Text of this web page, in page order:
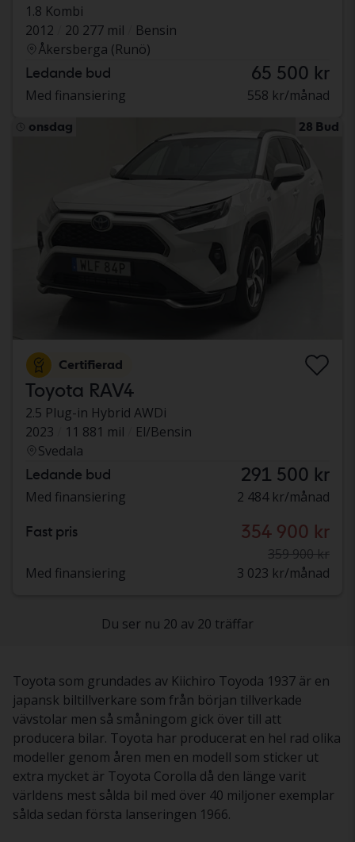
1.8 Kombi
2012
20 277 mil
Bensin
Åkersberga (Runö)
Ledande bud 65 500 kr
Med finansiering 558 kr/månad
onsdag 28 Bud
Certifierad
Toyota RAV4
2.5 Plug-in Hybrid AWDi
2023
11 881 mil
El/Bensin
Svedala
Ledande bud 291 500 kr
Med finansiering 2 484 kr/månad
Fast pris 354 900 kr
359 900 kr
Med finansiering
3 023 kr/månad
Du ser nu 20 av 20 träffar
Toyota som grundades av Kiichiro Toyoda 1937 är en
japansk biltillverkare som från början tillverkade
vävstolar men så småningom gick över till att
producera bilar. Toyota har producerat en hel rad olika
modeller genom åren men en modell som sticker ut
extra mycket är Toyota Corolla då den länge varit
världens mest sålda bil med över 40 miljoner exemplar
sålda sedan första lanseringen 1966.